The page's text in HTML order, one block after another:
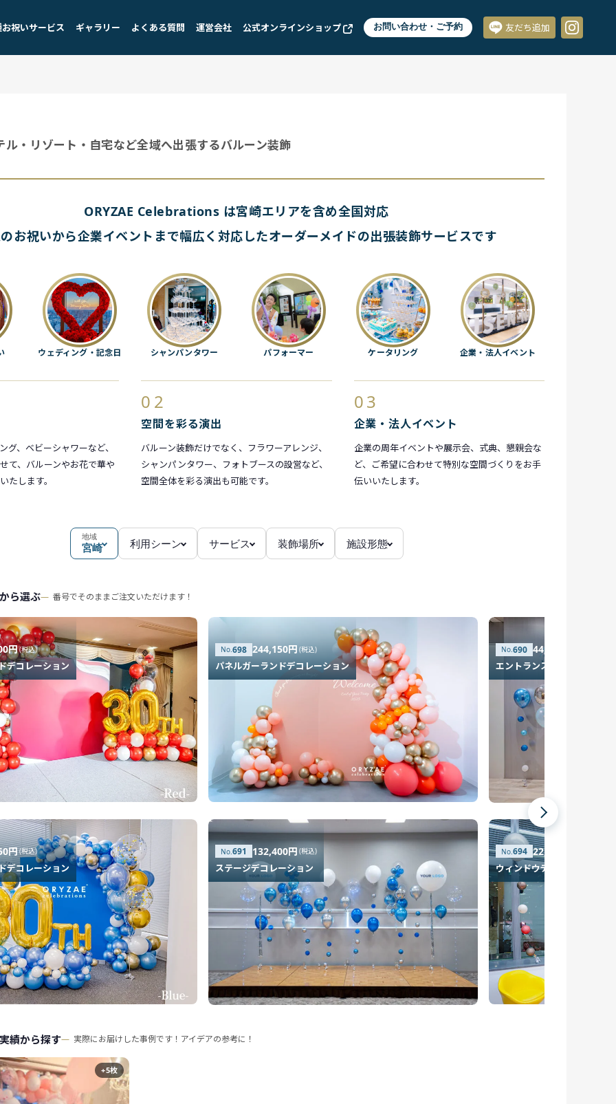
祝いサービス ギャラリー よくある質問 運営会社 公式オンラインショップ お問い合わせ・ご予約 友だち追加
ル・リゾート・自宅など全域へ出張するバルーン装飾
ORYZAE Celebrations は宮崎エリアを含め全国対応
お祝いから企業イベントまで幅広く対応したオーダーメイドの出張装飾サービスです
ウェディング・記念日 シャンパンタワー パフォーマー ケータリング 企業・法人イベント
グ、ベビーシャワーなど、
て、バルーンやお花で華や
たします。
02
空間を彩る演出
バルーン装飾だけでなく、フラワーアレンジ、
シャンパンタワー、フォトブースの設営など、
空間全体を彩る演出も可能です。
03
企業・法人イベント
企業の周年イベントや展示会、式典、懇親会な
ど、ご希望に合わせて特別な空間づくりをお手
伝いいたします。
地域
宮崎 利用シーン サービス 装飾場所 施設形態
ら選ぶ 番号でそのままご注文いただけます！
円(税込)
デコレーション
円(税込)
デコレーション
698 244,150円 (税込)
パネルガーランドデコレーション
691 132,400円 (税込)
ステージデコレーション
690 44,410円
エントランスデコレーション
694 22,810円
ウィンドウデコレーション
績から探す 実際にお届けした事例です！アイデアの参考に！
+5枚